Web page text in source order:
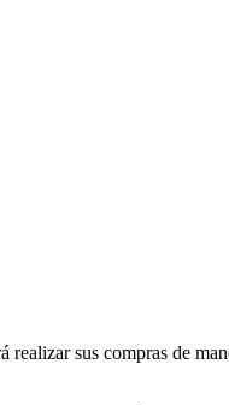
sus compras de